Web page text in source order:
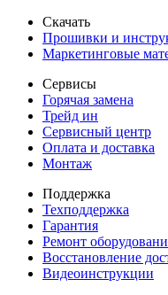
Скачать
Прошивки и
Маркетинговые
Сервисы
Горячая замена
Трейд ин
Сервисный центр
Оплата и доставка
Монтаж
Поддержка
Техподдержка
Гарантия
Ремонт
Восстановление
Видеоинструкции